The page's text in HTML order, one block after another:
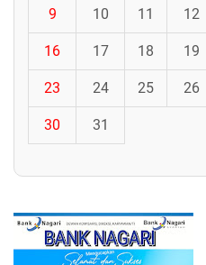
9 10 11 12
16 17 18 19
23 24 25 26
30 31